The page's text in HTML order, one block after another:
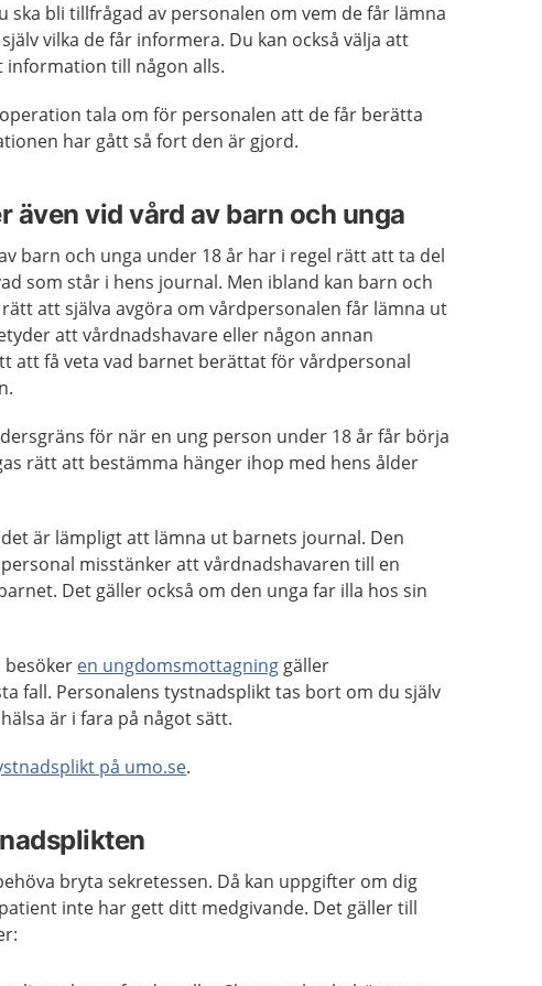
ska bli tillfrågad av personalen om vem de får lämna
vilka de får informera. Du kan också välja att
till någon alls.
tala om för personalen att de får berätta
har gått så fort den är gjord.
även vid vård av barn och unga
barn och unga under 18 år har i regel rätt att ta del
som står i hens journal. Men ibland kan barn och
att själva avgöra om vårdpersonalen får lämna ut
att vårdnadshavare eller någon annan
att få veta vad barnet berättat för vårdpersonal
för när en ung person under 18 år får börja
rätt att bestämma hänger ihop med hens ålder
är lämpligt att lämna ut barnets journal. Den
misstänker att vårdnadshavaren till en
Det gäller också om den unga far illa hos sin
besöker en ungdomsmottagning gäller
fall. Personalens tystnadsplikt tas bort om du själv
är i fara på något sätt.
på umo.se.
bryta sekretessen. Då kan uppgifter om dig
inte har gett ditt medgivande. Det gäller till